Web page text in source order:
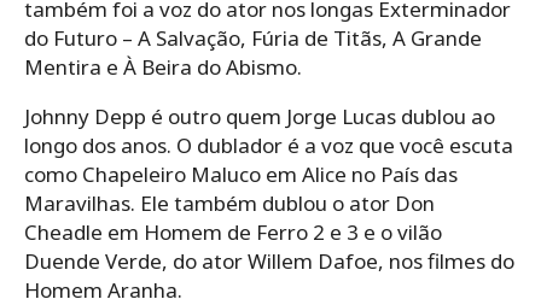
também foi a voz do ator nos longas Exterminador
do Futuro – A Salvação, Fúria de Titãs, A Grande
Mentira e À Beira do Abismo.
Johnny Depp é outro quem Jorge Lucas dublou ao
longo dos anos. O dublador é a voz que você escuta
como Chapeleiro Maluco em Alice no País das
Maravilhas. Ele também dublou o ator Don
Cheadle em Homem de Ferro 2 e 3 e o vilão
Duende Verde, do ator Willem Dafoe, nos filmes do
Homem Aranha.